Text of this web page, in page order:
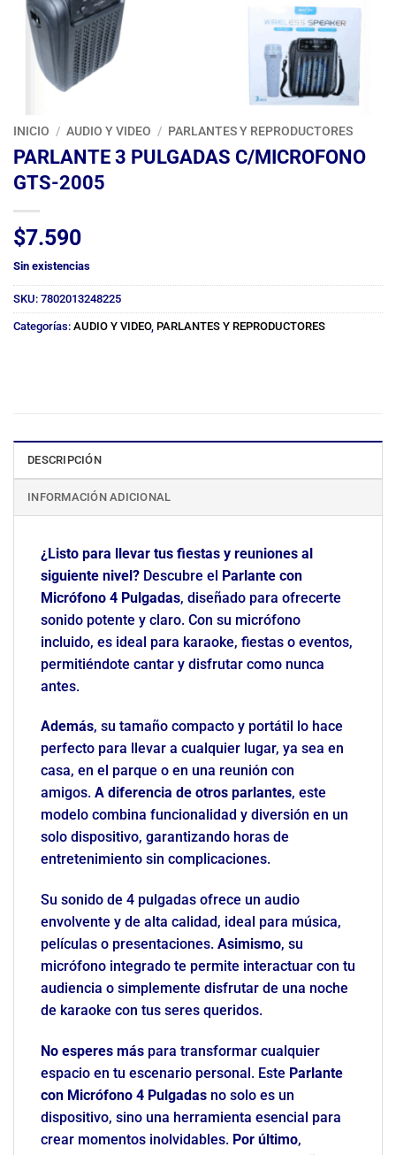
INICIO / AUDIO Y VIDEO / PARLANTES Y REPRODUCTORES
PARLANTE 3 PULGADAS C/MICROFONO
GTS-2005
$7.590
Sin existencias
SKU: 7802013248225
Categorías: AUDIO Y VIDEO, PARLANTES Y REPRODUCTORES
DESCRIPCIÓN
INFORMACIÓN ADICIONAL
¿Listo para llevar tus fiestas y reuniones al
siguiente nivel? Descubre el Parlante con
Micrófono 4 Pulgadas, diseñado para ofrecerte
sonido potente y claro. Con su micrófono
incluido, es ideal para karaoke, fiestas o eventos,
permitiéndote cantar y disfrutar como nunca
antes.
Además, su tamaño compacto y portátil lo hace
perfecto para llevar a cualquier lugar, ya sea en
casa, en el parque o en una reunión con
amigos. A diferencia de otros parlantes, este
modelo combina funcionalidad y diversión en un
solo dispositivo, garantizando horas de
entretenimiento sin complicaciones.
Su sonido de 4 pulgadas ofrece un audio
envolvente y de alta calidad, ideal para música,
películas o presentaciones. Asimismo, su
micrófono integrado te permite interactuar con tu
audiencia o simplemente disfrutar de una noche
de karaoke con tus seres queridos.
No esperes más para transformar cualquier
espacio en tu escenario personal. Este Parlante
con Micrófono 4 Pulgadas no solo es un
dispositivo, sino una herramienta esencial para
crear momentos inolvidables. Por último,